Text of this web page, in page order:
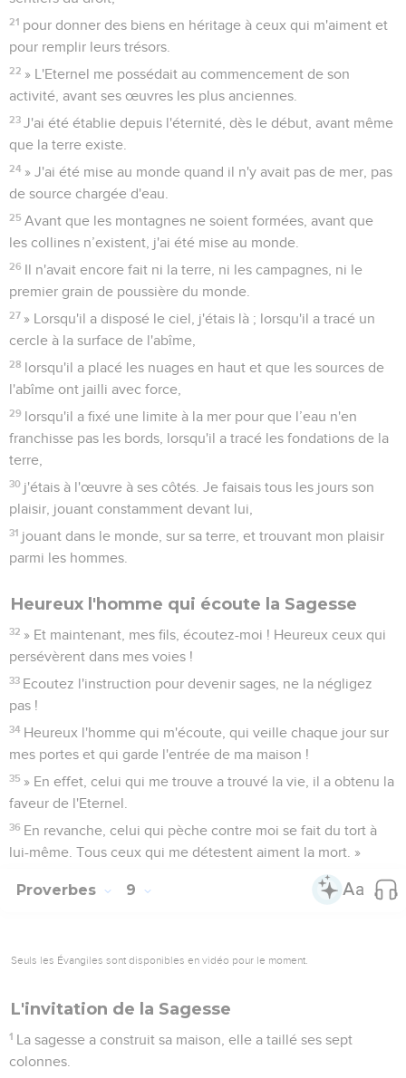
21 pour donner des biens en héritage à ceux qui m'aiment et
pour remplir leurs trésors.
22 » L'Eternel me possédait au commencement de son
activité, avant ses œuvres les plus anciennes.
23 J'ai été établie depuis l'éternité, dès le début, avant même
que la terre existe.
24 » J'ai été mise au monde quand il n'y avait pas de mer, pas
de source chargée d'eau.
25 Avant que les montagnes ne soient formées, avant que
les collines n’existent, j'ai été mise au monde.
26 Il n'avait encore fait ni la terre, ni les campagnes, ni le
premier grain de poussière du monde.
27 » Lorsqu'il a disposé le ciel, j'étais là ; lorsqu'il a tracé un
cercle à la surface de l'abîme,
28 lorsqu'il a placé les nuages en haut et que les sources de
l'abîme ont jailli avec force,
29 lorsqu'il a fixé une limite à la mer pour que l’eau n'en
franchisse pas les bords, lorsqu'il a tracé les fondations de la
terre,
30 j'étais à l'œuvre à ses côtés. Je faisais tous les jours son
plaisir, jouant constamment devant lui,
31 jouant dans le monde, sur sa terre, et trouvant mon plaisir
parmi les hommes.
Heureux l'homme qui écoute la Sagesse
32 » Et maintenant, mes fils, écoutez-moi ! Heureux ceux qui
persévèrent dans mes voies !
33 Ecoutez l'instruction pour devenir sages, ne la négligez
pas !
34 Heureux l'homme qui m'écoute, qui veille chaque jour sur
mes portes et qui garde l'entrée de ma maison !
35 » En effet, celui qui me trouve a trouvé la vie, il a obtenu la
faveur de l'Eternel.
36 En revanche, celui qui pèche contre moi se fait du tort à
lui-même. Tous ceux qui me détestent aiment la mort. »
Proverbes 9
Seuls les Évangiles sont disponibles en vidéo pour le moment.
L'invitation de la Sagesse
1 La sagesse a construit sa maison, elle a taillé ses sept
colonnes.